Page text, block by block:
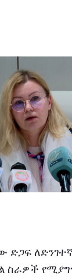
ድጋፍ
ስራዎች